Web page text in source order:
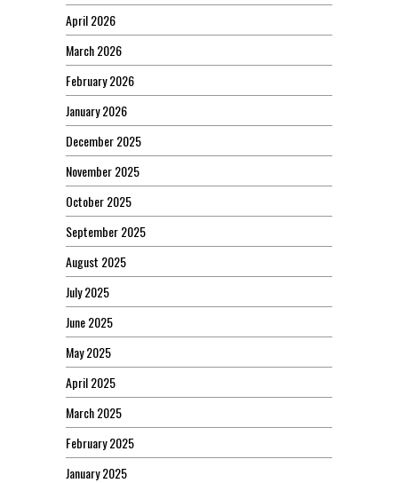
April 2026
March 2026
February 2026
January 2026
December 2025
November 2025
October 2025
September 2025
August 2025
July 2025
June 2025
May 2025
April 2025
March 2025
February 2025
January 2025